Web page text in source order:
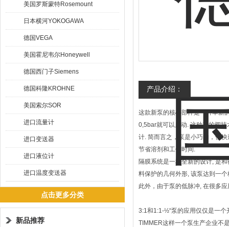
美国罗斯蒙特Rosemount
日本横河YOKOGAWA
德国VEGA
美国霍尼韦尔Honeywell
德国西门子Siemens
德国科隆KROHNE
美国索尔SOR
进口流量计
进口变送器
进口液位计
进口温度变送器
点击更多分类
新品推荐
产品介绍：
这款新泵的核心部件是一种革新
0,5bar就可以启动. 这种新的阀
计. 简而言之，泵是小巧的，但
节省溶剂和工作时间.
隔膜系统是一种全新的设计, 是
料保护的几何外形, 该泵达到一
此外，由于泵的低脉冲, 在很多
3:1和1:1-½“泵的应用仅仅是一个
TIMMER这样一个泵生产企业不